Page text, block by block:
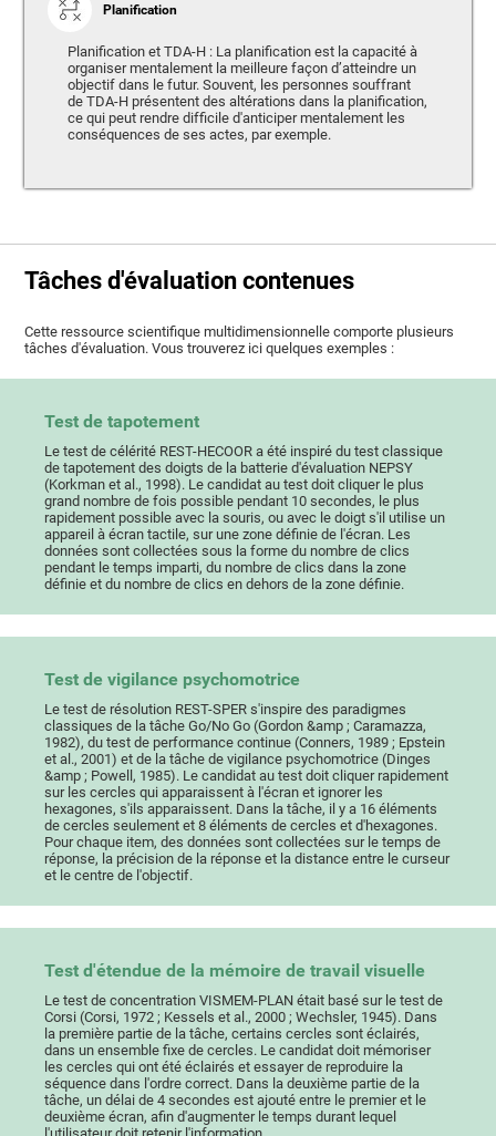
Planification
Planification et TDA-H : La planification est la capacité à
organiser mentalement la meilleure façon d’atteindre un
objectif dans le futur. Souvent, les personnes souffrant
de TDA-H présentent des altérations dans la planification,
ce qui peut rendre difficile d'anticiper mentalement les
conséquences de ses actes, par exemple.
Tâches d'évaluation contenues
Cette ressource scientifique multidimensionnelle comporte plusieurs
tâches d'évaluation. Vous trouverez ici quelques exemples :
Test de tapotement
Le test de célérité REST-HECOOR a été inspiré du test classique
de tapotement des doigts de la batterie d'évaluation NEPSY
(Korkman et al., 1998). Le candidat au test doit cliquer le plus
grand nombre de fois possible pendant 10 secondes, le plus
rapidement possible avec la souris, ou avec le doigt s'il utilise un
appareil à écran tactile, sur une zone définie de l'écran. Les
données sont collectées sous la forme du nombre de clics
pendant le temps imparti, du nombre de clics dans la zone
définie et du nombre de clics en dehors de la zone définie.
Test de vigilance psychomotrice
Le test de résolution REST-SPER s'inspire des paradigmes
classiques de la tâche Go/No Go (Gordon &amp ; Caramazza,
1982), du test de performance continue (Conners, 1989 ; Epstein
et al., 2001) et de la tâche de vigilance psychomotrice (Dinges
&amp ; Powell, 1985). Le candidat au test doit cliquer rapidement
sur les cercles qui apparaissent à l'écran et ignorer les
hexagones, s'ils apparaissent. Dans la tâche, il y a 16 éléments
de cercles seulement et 8 éléments de cercles et d'hexagones.
Pour chaque item, des données sont collectées sur le temps de
réponse, la précision de la réponse et la distance entre le curseur
et le centre de l'objectif.
Test d'étendue de la mémoire de travail visuelle
Le test de concentration VISMEM-PLAN était basé sur le test de
Corsi (Corsi, 1972 ; Kessels et al., 2000 ; Wechsler, 1945). Dans
la première partie de la tâche, certains cercles sont éclairés,
dans un ensemble fixe de cercles. Le candidat doit mémoriser
les cercles qui ont été éclairés et essayer de reproduire la
séquence dans l'ordre correct. Dans la deuxième partie de la
tâche, un délai de 4 secondes est ajouté entre le premier et le
deuxième écran, afin d'augmenter le temps durant lequel